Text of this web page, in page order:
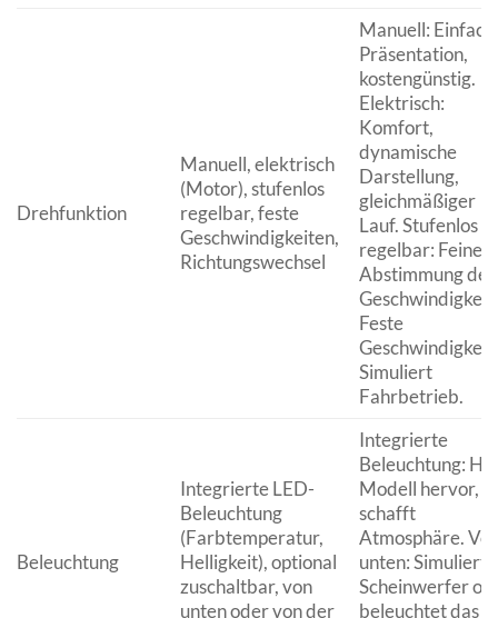
Drehfunktion
Manuell, elektrisch
(Motor), stufenlos
regelbar, feste
Geschwindigkeiten,
Richtungswechsel
Manuell:
Präsentation,
kostengünstig.
Elektrisch:
Komfort,
dynamische
Darstellung,
gleichmäßiger
Lauf. Stufenlos
regelbar: Feine
Abstimmung der
Geschwindigkeit.
Feste
Simuliert
Fahrbetrieb.
Beleuchtung
Integrierte LED-
Beleuchtung
(Farbtemperatur,
Helligkeit), optional
zuschaltbar, von
unten oder von der
Integrierte
Beleuchtung:
Modell hervor,
schafft
Atmosphäre.
unten: Simuliert
Scheinwerfer
beleuchtet das